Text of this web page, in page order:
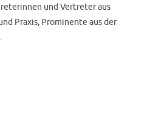
und Vertreter aus
Praxis, Prominente aus der